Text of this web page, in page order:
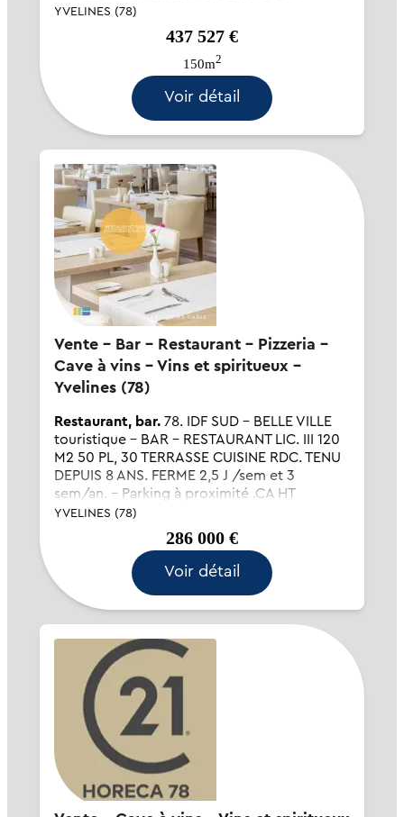
présenter, , ce superbe fonds de commerce
d'alimentation situé en emplacement...
YVELINES (78)
437 527 €
150m2
Voir détail
Vente - Bar - Restaurant - Pizzeria -
Cave à vins - Vins et spiritueux -
Yvelines (78)
Restaurant, bar.78. IDF SUD - BELLE VILLE
touristique - BAR - RESTAURANT LIC. III 120
M2 50 PL, 30 TERRASSE CUISINE RDC. TENU
DEPUIS 8 ANS. FERME 2,5 J /sem et 3
sem/an. - Parking à proximité .CA HT
607.000 €. FAIBLE LOYER 1.100 € mensuel
APPARTEMENT 2/3 C...
YVELINES (78)
286 000 €
Voir détail